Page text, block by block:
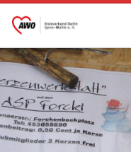
Zum Inhalt springen